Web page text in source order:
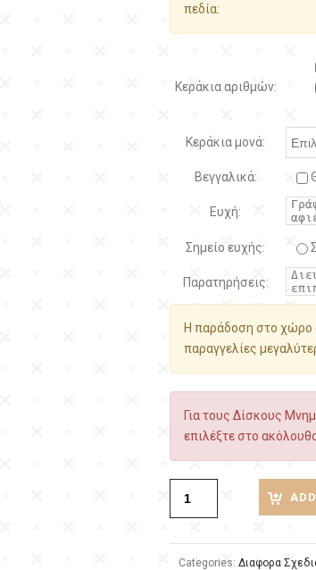
πεδία:
Κεράκια αριθμών:
Κεράκια μονά:
Βεγγαλικά:
Ευχή:
Σημείο ευχής:
Παρατηρήσεις:
Η παράδοση στο χώρο
παραγγελίες
Για τους Δίσκους
επιλέξτε στο
Categories: Διαφορα